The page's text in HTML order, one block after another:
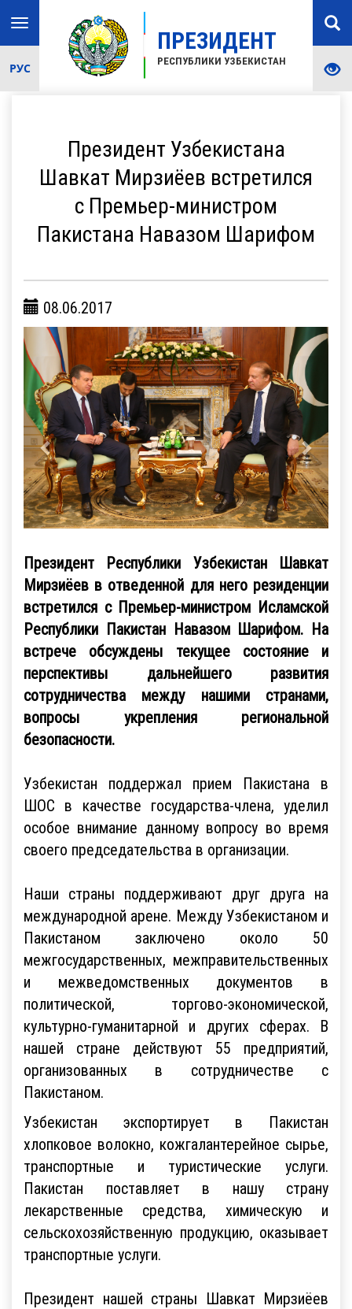
ПРЕЗИДЕНТ
РЕСПУБЛИКИ УЗБЕКИСТАН
Toggle
navigation
РУС
Президент Узбекистана
Шавкат Мирзиёев встретился
с Премьер-министром
Пакистана Навазом Шарифом
08.06.2017
Президент Республики Узбекистан Шавкат
Мирзиёев в отведенной для него резиденции
встретился с Премьер-министром Исламской
Республики Пакистан Навазом Шарифом. На
встрече обсуждены текущее состояние и
перспективы дальнейшего развития
сотрудничества между нашими странами,
вопросы укрепления региональной
безопасности.
Узбекистан поддержал прием Пакистана в
ШОС в качестве государства-члена, уделил
особое внимание данному вопросу во время
своего председательства в организации.
Наши страны поддерживают друг друга на
международной арене. Между Узбекистаном и
Пакистаном заключено около 50
межгосударственных, межправительственных
и межведомственных документов в
политической, торгово-экономической,
культурно-гуманитарной и других сферах. В
нашей стране действуют 55 предприятий,
организованных в сотрудничестве с
Пакистаном.
Узбекистан экспортирует в Пакистан
хлопковое волокно, кожгалантерейное сырье,
транспортные и туристические услуги.
Пакистан поставляет в нашу страну
лекарственные средства, химическую и
сельскохозяйственную продукцию, оказывает
транспортные услуги.
Президент нашей страны Шавкат Мирзиёев